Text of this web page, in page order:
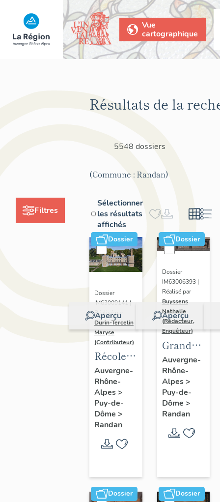
Vue
cartographique
Filtres
Résultats de la
5548 dossiers
(Commune : Randan)
Sélectionner
les résultats
affichés
Dossier
Aperçu
Dossier
IM63009141 |
Réalisé par
Durin-Tercelin
Maryse
(Contributeur)
Récolement-
inventaire
du fonds
mobilier
du
domaine
royal de
Randan
Auvergne-
Rhône-
Alpes>
Puy-de-
Dôme >
Randan
Dossier
Aperçu
Dossier
IM63006393 |
Réalisé par
Buyssens
Nathalie
(Rédacteur,
Enquêteur)
Grand
potager
Auvergne-
Rhône-
Alpes>
Puy-de-
Dôme >
Randan
Dossier Dossier